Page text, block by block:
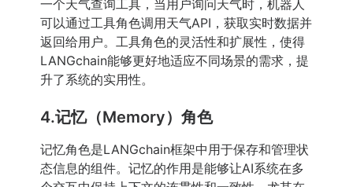
一个天气查询工具，当用户询问天气时，机器人
可以通过工具角色调用天气API，获取实时数据并
返回给用户。工具角色的灵活性和扩展性，使得
LANGchain能够更好地适应不同场景的需求，提
升了系统的实用性。
4.记忆（Memory）角色
记忆角色是LANGchain框架中用于保存和管理状
态信息的组件。记忆的作用是能够让AI系统在多